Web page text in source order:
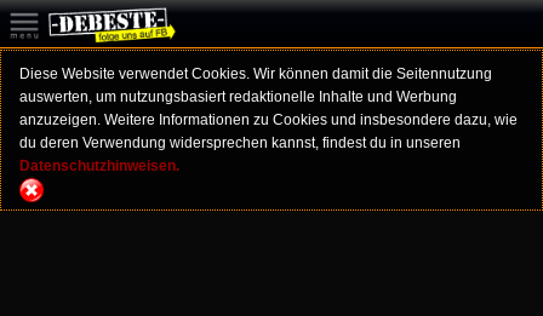
Diese Website verwendet Cookies. Wir können damit die Seitennutzung
auswerten, um nutzungsbasiert redaktionelle Inhalte und Werbung
anzuzeigen. Weitere Informationen zu Cookies und insbesondere dazu, wie
du deren Verwendung widersprechen kannst, findest du in unseren
Datenschutzhinweisen.